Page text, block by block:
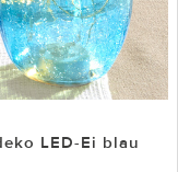
LED-Ei blau